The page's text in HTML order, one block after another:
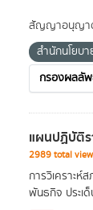
สัญญาอนุญา
สำนักนโยบา
กรองผลลั
แผนปฏิบัติ
2989 total
การวิเคราะห์
พันธกิจ ประเ